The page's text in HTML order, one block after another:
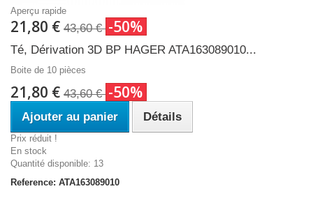
Aperçu rapide
21,80 € 43,60 € -50%
Té, Dérivation 3D BP HAGER ATA163089010...
Boite de 10 pièces
21,80 € 43,60 € -50%
Ajouter au panier Détails
Prix réduit !
En stock
Quantité disponible: 13
Reference: ATA163089010